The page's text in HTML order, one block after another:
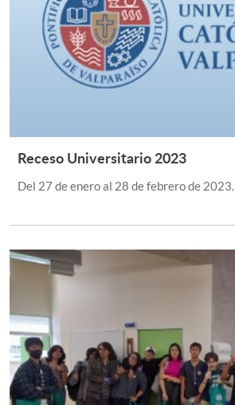
Receso Universitario 2023
Del 27 de enero al 28 de febrero de 2023.